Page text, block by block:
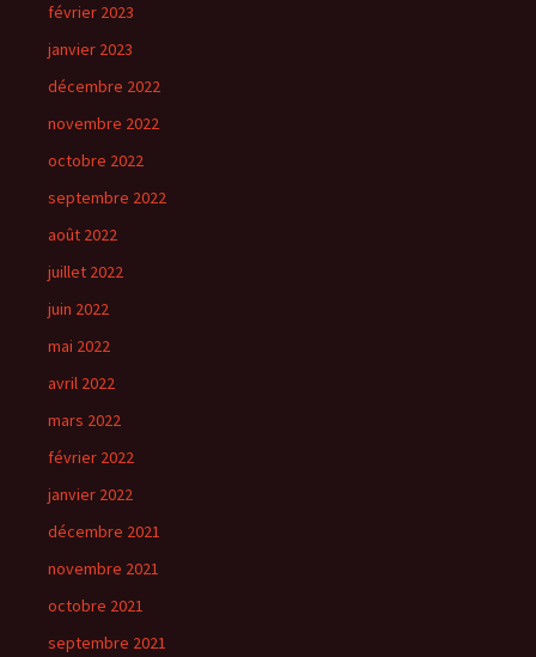
février 2023
janvier 2023
décembre 2022
novembre 2022
octobre 2022
septembre 2022
août 2022
juillet 2022
juin 2022
mai 2022
avril 2022
mars 2022
février 2022
janvier 2022
décembre 2021
novembre 2021
octobre 2021
septembre 2021